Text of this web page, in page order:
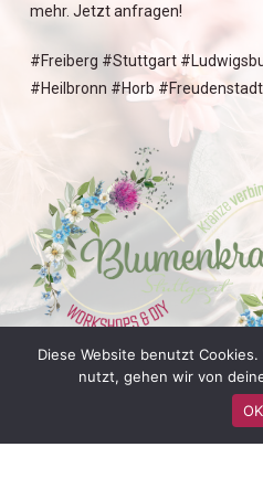
mehr. Jetzt anfragen!
#Freiberg #Stuttgart
#Heilbronn #Horb #Freudenstadt
Diese Website benutzt
nutzt, gehen wir von
OK